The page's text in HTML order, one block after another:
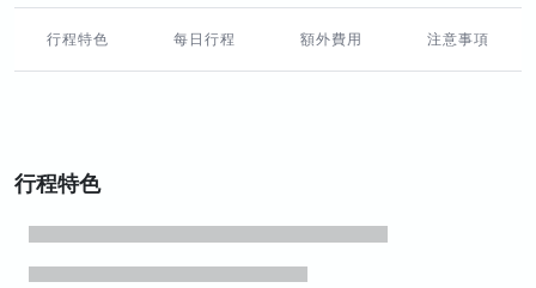
行程特色 每日行程 額外費用 注意事項
行程特色